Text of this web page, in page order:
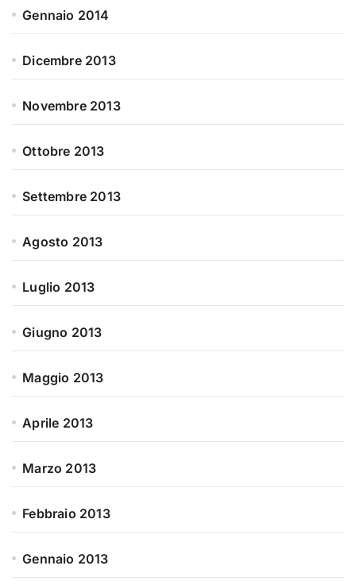
Gennaio 2014
Dicembre 2013
Novembre 2013
Ottobre 2013
Settembre 2013
Agosto 2013
Luglio 2013
Giugno 2013
Maggio 2013
Aprile 2013
Marzo 2013
Febbraio 2013
Gennaio 2013